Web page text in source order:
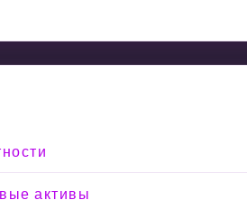
активы